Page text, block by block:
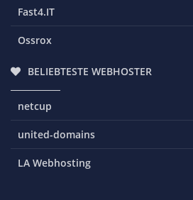
Fast4.IT
Ossrox
BELIEBTESTE WEBHOSTER
netcup
united-domains
LA Webhosting